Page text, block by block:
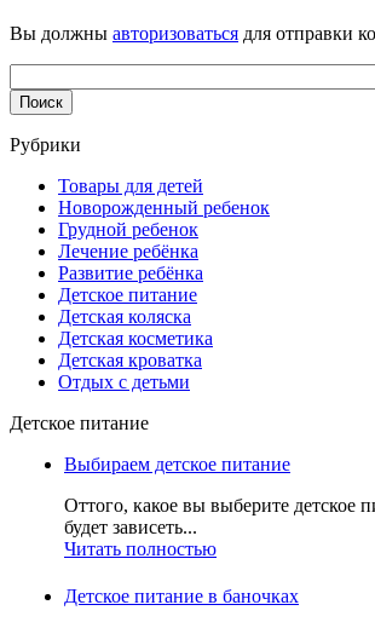
Вы должны авторизоваться для отправки
Рубрики
Товары для детей
Новорожденный ребенок
Грудной ребенок
Лечение ребёнка
Развитие ребёнка
Детское питание
Детская коляска
Детская косметика
Детская кроватка
Отдых с детьми
Детское питание
Выбираем детское питание
Оттого, какое вы выберите детское
будет зависеть...
Читать полностью
Детское питание в баночках